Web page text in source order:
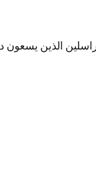
الذين يسعون